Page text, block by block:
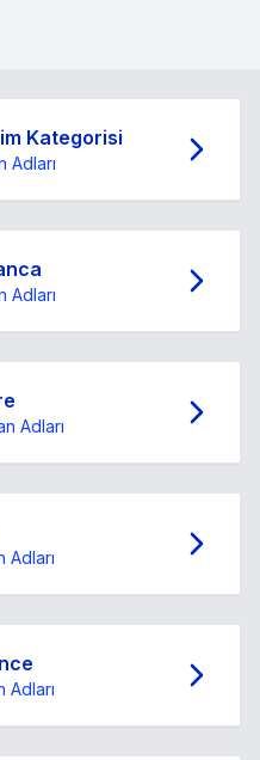
Kategorisi
Adları
Adları
Adları
Adları
Adları